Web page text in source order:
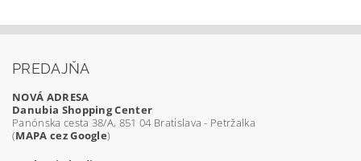
PREDAJŇA
NOVÁ ADRESA
Danubia Shopping Center
Panónska cesta 38/A, 851 04 Bratislava - Petržalka
(MAPA cez Google)